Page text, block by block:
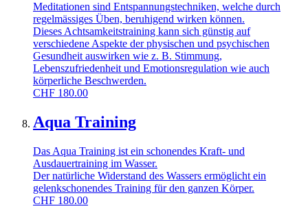
Meditationen sind Entspannungstechniken, welche durch
regelmässiges Üben, beruhigend wirken können.
Dieses Achtsamkeitstraining kann sich günstig auf
verschiedene Aspekte der physischen und psychischen
Gesundheit auswirken wie z. B. Stimmung,
Lebenszufriedenheit und Emotionsregulation wie auch
körperliche Beschwerden.
CHF 180.00
Aqua Training
Das Aqua Training ist ein schonendes Kraft- und
Ausdauertraining im Wasser.
Der natürliche Widerstand des Wassers ermöglicht ein
gelenkschonendes Training für den ganzen Körper.
CHF 180.00